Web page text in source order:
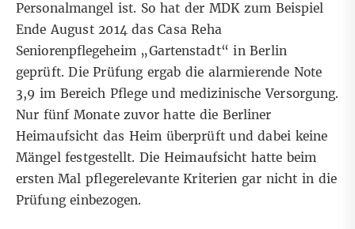
Personalmangel ist. So hat der MDK zum Beispiel
Ende August 2014 das Casa Reha
Seniorenpflegeheim „Gartenstadt“ in Berlin
geprüft. Die Prüfung ergab die alarmierende Note
3,9 im Bereich Pflege und medizinische Versorgung.
Nur fünf Monate zuvor hatte die Berliner
Heimaufsicht das Heim überprüft und dabei keine
Mängel festgestellt. Die Heimaufsicht hatte beim
ersten Mal pflegerelevante Kriterien gar nicht in die
Prüfung einbezogen.